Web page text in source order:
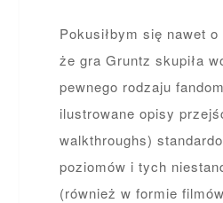
Pokusiłbym się nawet
że gra Gruntz skupiła
pewnego rodzaju
ilustrowane opisy
walkthroughs)
poziomów i tych
(również w formie